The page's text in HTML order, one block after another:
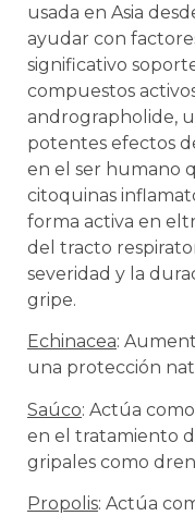
usada en Asia
ayudar con
significativo
compuestos
andrographolide,
potentes efectos
en el ser humano
citoquinas
forma activa en
del tracto
severidad y la
gripe.
Echinacea:
una protección
Saúco: Actúa
en el tratamiento
gripales como
Propolis: Actúa